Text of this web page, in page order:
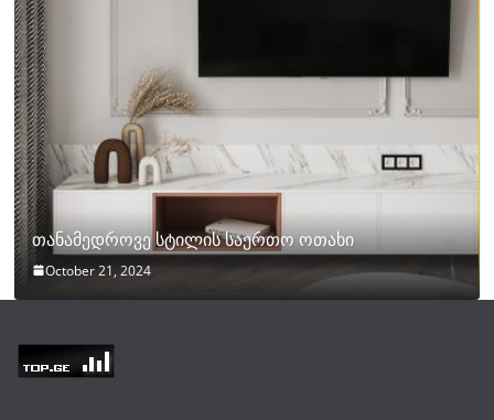
თანამედროვე სტილის საერთო ოთახი
October 21, 2024